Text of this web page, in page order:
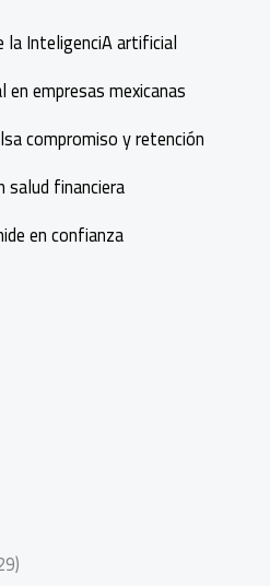
la InteligenciA artificial
empresas mexicanas
compromiso y retención
salud financiera
en confianza